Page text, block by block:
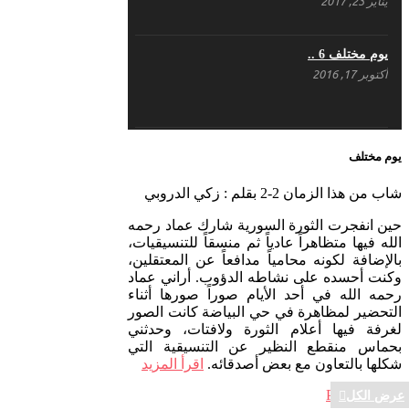
عرض الكل
عرض الكل
عرض الكل
عرض الكل
عرض الكل
يوم مختلف 6 ..
أكتوبر 17, 2016
أكتوبر 10, 2016
يوم مختلف …
سبتمبر 26, 2016
يوم مختلف 3
سبتمبر 22, 2016
يوم مختلف
شاب من هذا الزمان 2-2 بقلم : زكي الدروبي
حين انفجرت الثورة السورية شارك عماد رحمه
الله فيها متظاهراً عادياً ثم منسقاً للتنسيقيات،
بالإضافة لكونه محامياً مدافعاً عن المعتقلين،
وكنت أحسده على نشاطه الدؤوب. أراني عماد
رحمه الله في أحد الأيام صوراً صورها أثناء
التحضير لمظاهرة في حي البياضة كانت الصور
لغرفة فيها أعلام الثورة ولافتات، وحدثني
بحماس منقطع النظير عن التنسيقية التي
شكلها بالتعاون مع بعض أصدقائه. اقرأ المزيد
PenguinTech